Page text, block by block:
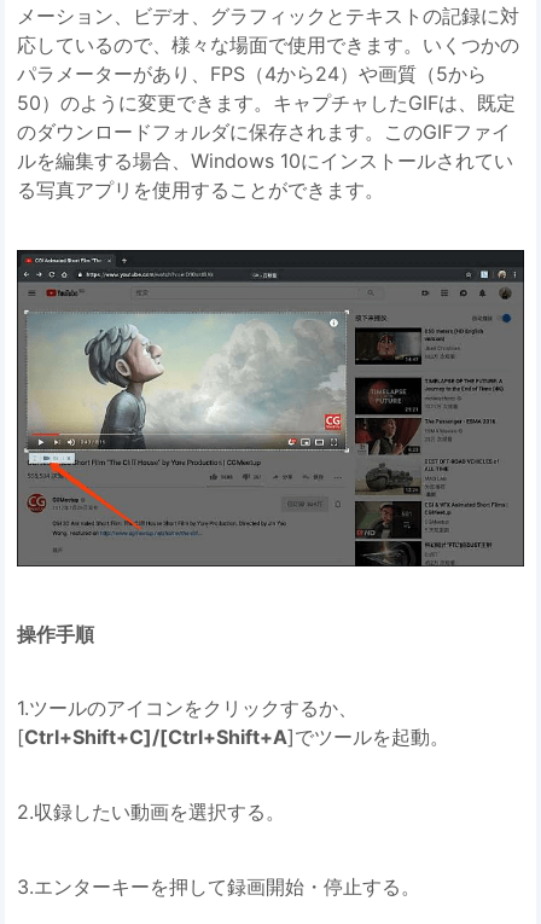
メーション、ビデオ、グラフィックとテキストの記録に対
応しているので、様々な場面で使用できます。いくつかの
パラメーターがあり、FPS（4から24）や画質（5から
50）のように変更できます。キャプチャしたGIFは、既定
のダウンロードフォルダに保存されます。このGIFファイ
ルを編集する場合、Windows 10にインストールされてい
る写真アプリを使用することができます。
操作手順
1.ツールのアイコンをクリックするか、
[Ctrl+Shift+C]/[Ctrl+Shift+A]でツールを起動。
2.収録したい動画を選択する。
3.エンターキーを押して録画開始・停止する。